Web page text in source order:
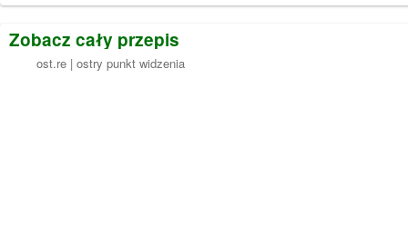
Zobacz cały przepis
ost.re | ostry punkt widzenia